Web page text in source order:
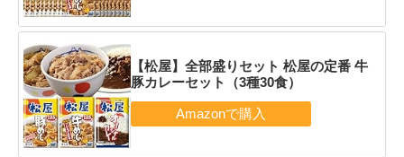
【松屋】全部盛りセット 松屋の定番 牛
豚カレーセット（3種30食）